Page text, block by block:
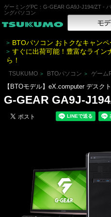
ゲーミングPC：G-GEAR GA9J-J194/ZT -
ングパソコン
> BTOパソコン おトクなキャンペ
> すぐに出荷可能！豊富なライン
ら！
TSUKUMO > BTOパソコン > ゲーム
【BTOモデル】eX.computer デスク
G-GEAR GA9J-